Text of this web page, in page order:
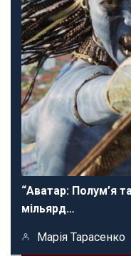
“Аватар: Полум’я
мільярд…
Марія Тарасенко